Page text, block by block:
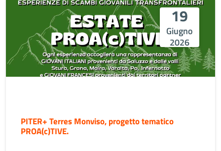
19
Giugno
2026
PITER+ Terres Monviso, progetto tematico
PROA(c)TIVE.